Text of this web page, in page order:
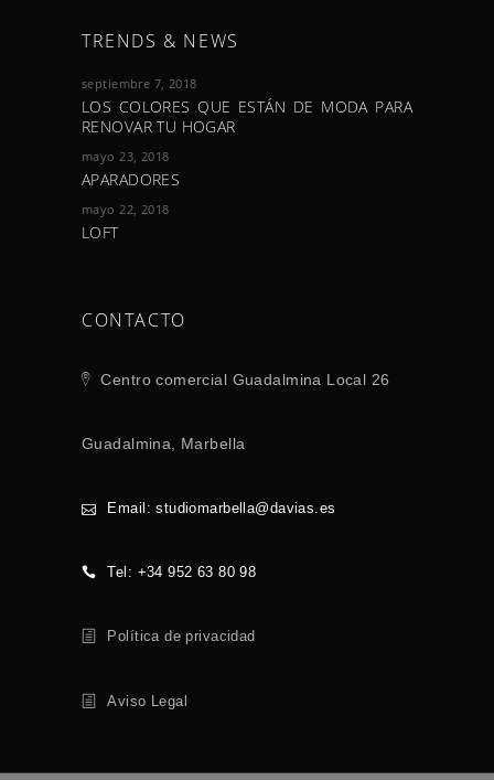
TRENDS & NEWS
septiembre 7, 2018
LOS COLORES QUE ESTÁN DE MODA PARA
RENOVAR TU HOGAR
mayo 23, 2018
APARADORES
mayo 22, 2018
LOFT
CONTACTO
Centro comercial Guadalmina Local 26
Guadalmina, Marbella
Email: studiomarbella@davias.es
Tel: +34 952 63 80 98
Política de privacidad
Aviso Legal